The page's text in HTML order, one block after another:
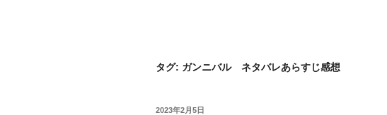
タグ: ガンニバル ネタバレあらすじ感想
投
2023年2月5日